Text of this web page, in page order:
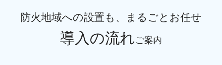
防火地域への設置も、まるごとお任せ
導入の流れご案内